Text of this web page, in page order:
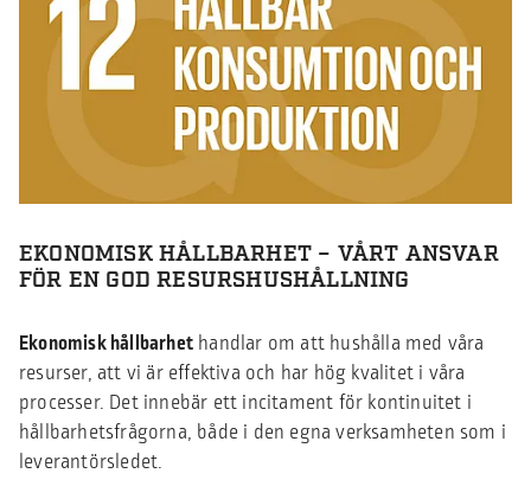
EKONOMISK HÅLLBARHET – VÅRT ANSVAR
FÖR EN GOD RESURSHUSHÅLLNING
Ekonomisk hållbarhet handlar om att hushålla med våra
resurser, att vi är effektiva och har hög kvalitet i våra
processer. Det innebär ett incitament för kontinuitet i
hållbarhetsfrågorna, både i den egna verksamheten som i
leverantörsledet.